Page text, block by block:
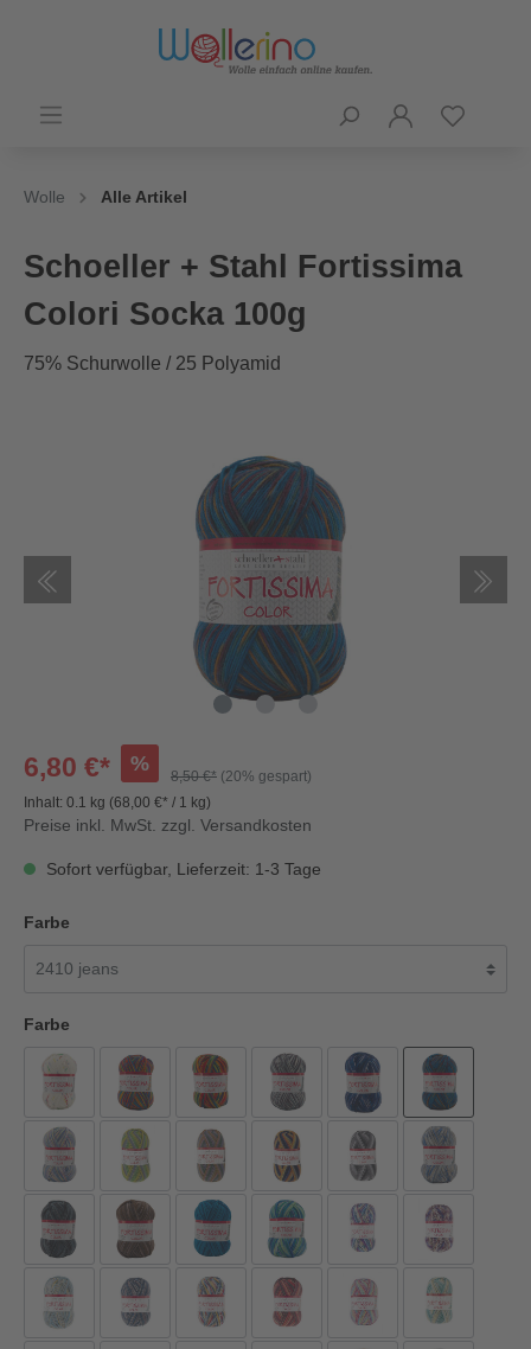
Wolle Alle Artikel
Schoeller + Stahl Fortissima
Colori Socka 100g
75% Schurwolle / 25 Polyamid
6,80 €* %
8,50 €* (20% gespart)
Inhalt: 0.1 kg (68,00 €* / 1 kg)
Preise inkl. MwSt. zzgl. Versandkosten
Sofort verfügbar, Lieferzeit: 1-3 Tage
Farbe
Farbe